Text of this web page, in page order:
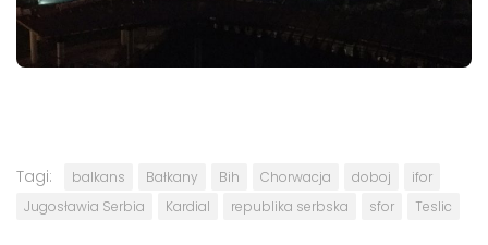
Tagi: balkans Bałkany Bih Chorwacja doboj
ifor
Jugosławia Serbia
Kardial republika serbska sfor Teslic